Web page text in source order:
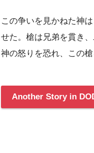
この争いを見かねた神
せた。槍は兄弟を貫き
神の怒りを恐れ、この
Another Story in